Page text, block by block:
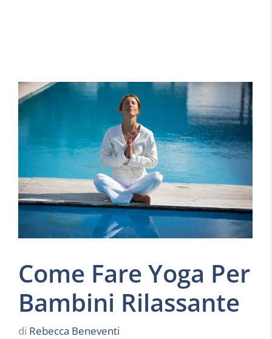
Come Fare Yoga Per
Bambini Rilassante
di Rebecca Beneventi